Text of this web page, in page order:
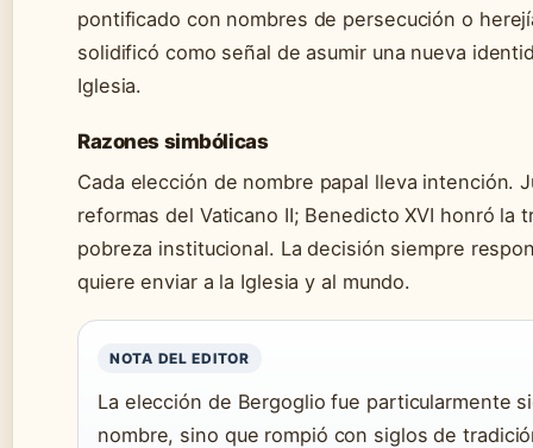
pontificado con nombres de persecución o
solidificó como señal de asumir una nueva
Iglesia.
Razones simbólicas
Cada elección de nombre papal lleva intención.
reformas del Vaticano II; Benedicto XVI honró la
pobreza institucional. La decisión siempre
quiere enviar a la Iglesia y al mundo.
NOTA DEL EDITOR
La elección de Bergoglio fue particularmente
nombre, sino que rompió con siglos de